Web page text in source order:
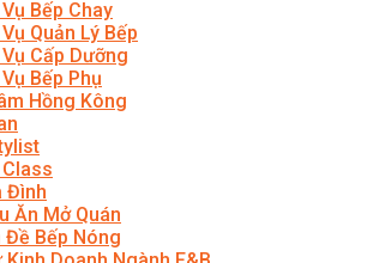
Bếp Chay
Quản Lý Bếp
Cấp Dưỡng
Bếp Phụ
Hồng Kông
Đình
Ăn Mở Quán
Đề Bếp Nóng